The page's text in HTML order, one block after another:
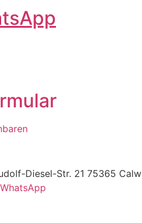
Diesel-Str. 21 75365 Calw